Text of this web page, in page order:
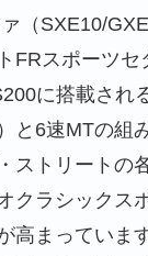
（SXE10/
FRスポーツセ
に搭載され
と6速MTの組
ストリートの
クラシックス
高まっていま